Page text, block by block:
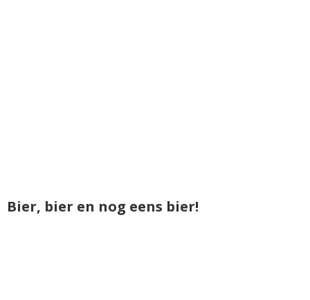
Bier, bier en nog eens bier!